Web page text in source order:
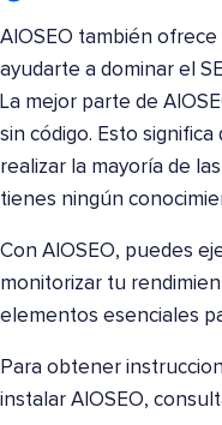
AIOSEO también ofrece
ayudarte a dominar el
La mejor parte de
sin código. Esto
realizar la mayoría de
tienes ningún
Con AIOSEO, puedes
monitorizar tu
elementos esenciales
Para obtener
instalar AIOSEO,